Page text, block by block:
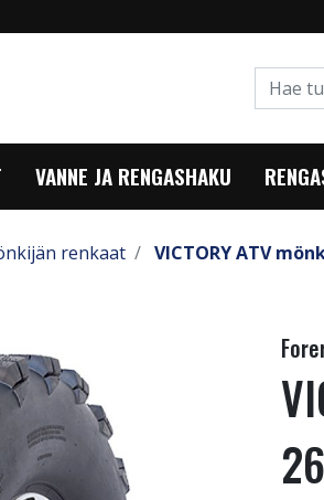
VANNE JA RENGASHAKU
renkaat VICTORY ATV